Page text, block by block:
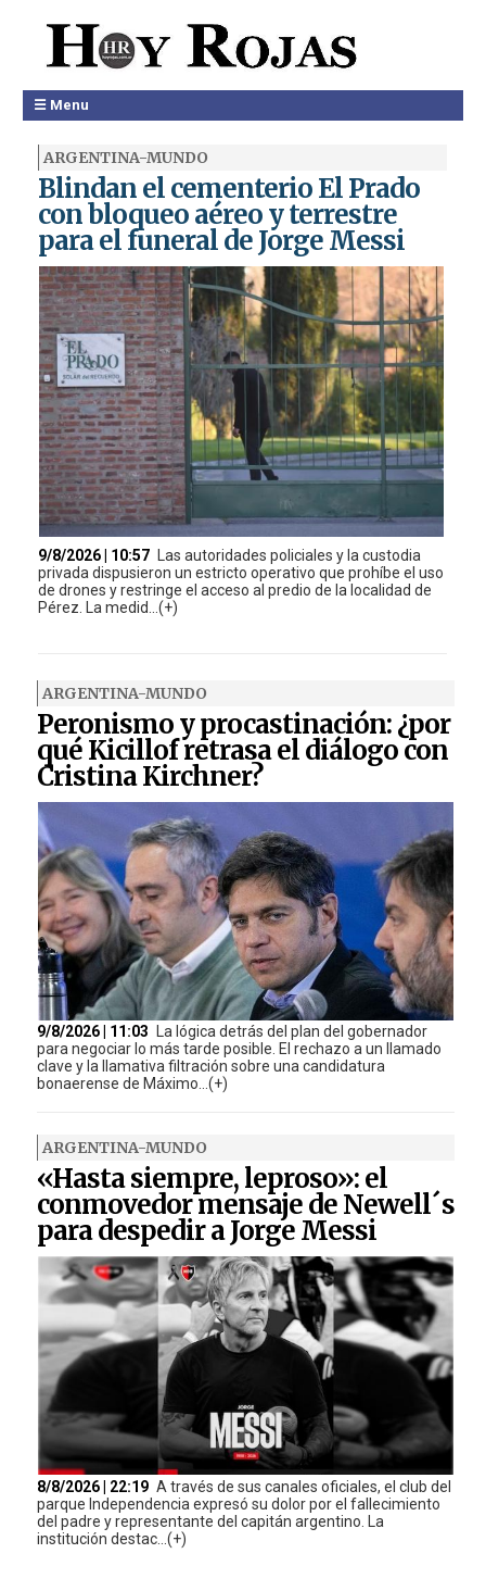
☰ Menu
ARGENTINA-MUNDO
Blindan el cementerio El Prado
con bloqueo aéreo y terrestre
para el funeral de Jorge Messi
9/8/2026 | 10:57
Las autoridades policiales y la custodia
privada dispusieron un estricto operativo que prohíbe el uso
de drones y restringe el acceso al predio de la localidad de
Pérez. La medid...(+)
ARGENTINA-MUNDO
Peronismo y procastinación: ¿por
qué Kicillof retrasa el diálogo con
Cristina Kirchner?
9/8/2026 | 11:03
La lógica detrás del plan del gobernador
para negociar lo más tarde posible. El rechazo a un llamado
clave y la llamativa filtración sobre una candidatura
bonaerense de Máximo...(+)
ARGENTINA-MUNDO
«Hasta siempre, leproso»: el
conmovedor mensaje de Newell´s
para despedir a Jorge Messi
8/8/2026 | 22:19 A través de sus canales oficiales, el club del
parque Independencia expresó su dolor por el fallecimiento
del padre y representante del capitán argentino. La
institución destac...(+)